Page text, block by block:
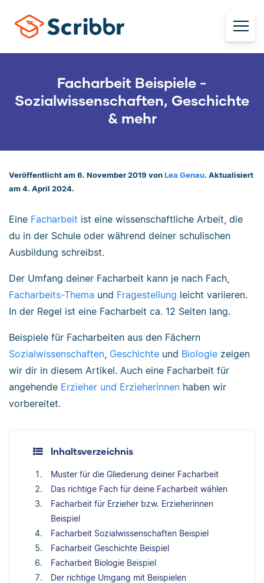
Facharbeit Beispiele -
Sozialwissenschaften, Geschichte
& mehr
Veröffentlicht am 6. November 2019 von Lea Genau. Aktualisiert
am 4. April 2024.
Eine Facharbeit ist eine wissenschaftliche Arbeit, die
du in der Schule oder während deiner schulischen
Ausbildung schreibst.
Der Umfang deiner Facharbeit kann je nach Fach,
Facharbeits-Thema und Fragestellung leicht variieren.
In der Regel ist eine Facharbeit ca. 12 Seiten lang.
Beispiele für Facharbeiten aus den Fächern
Sozialwissenschaften Geschichte und Biologie zeigen
wir dir in diesem Artikel. Auch eine Facharbeit für
angehende Erzieher und Erzieherinnen haben wir
vorbereitet.
Inhaltsverzeichnis
Muster für die Gliederung deiner Facharbeit
Das richtige Fach für deine Facharbeit wählen
Facharbeit für Erzieher bzw. Erzieherinnen
Beispiel
Facharbeit Sozialwissenschaften Beispiel
Facharbeit Geschichte Beispiel
Facharbeit Biologie Beispiel
Der richtige Umgang mit Beispielen